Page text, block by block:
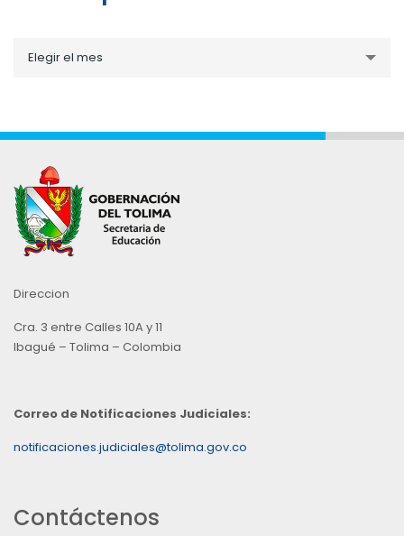
porElegir el mes
Direccion
Cra. 3 entre Calles 10A y 11
Ibagué – Tolima – Colombia
Correo de Notificaciones Judiciales:
notificaciones.judiciales@tolima.gov.co
Contáctenos